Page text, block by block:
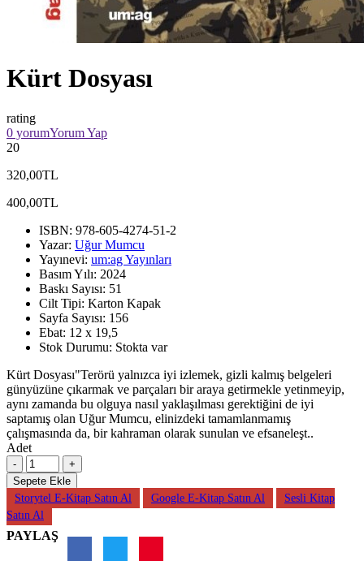
Kürt Dosyası
rating
0 yorumYorum Yap
20
320,00TL
400,00TL
ISBN: 978-605-4274-51-2
Yazar: Uğur Mumcu
Yayınevi: um:ag Yayınları
Basım Yılı: 2024
Baskı Sayısı: 51
Cilt Tipi: Karton Kapak
Sayfa Sayısı: 156
Ebat: 12 x 19,5
Stok Durumu: Stokta var
Kürt Dosyası"Terörü yalnızca iyi izlemek, gizli kalmış belgeleri
günyüzüne çıkarmak ve parçaları bir araya getirmekle yetinmeyip,
aynı zamanda bu olguya nasıl yaklaşılması gerektiğini de iyi
saptamış olan Uğur Mumcu, elinizdeki tamamlanmamış
çalışmasında da, bir kahraman olarak sunulan ve efsaneleşt..
Adet
Sepete Ekle
Storytel E-Kitap Satın Al
Google E-Kitap Satın Al
Sesli Kitap
Satın Al
PAYLAŞ